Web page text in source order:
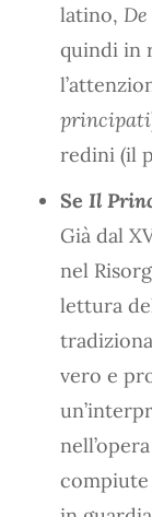
latino,
quindi in
principati
redini (il
Se Il
Già dal
nel
lettura
vero e
compiute